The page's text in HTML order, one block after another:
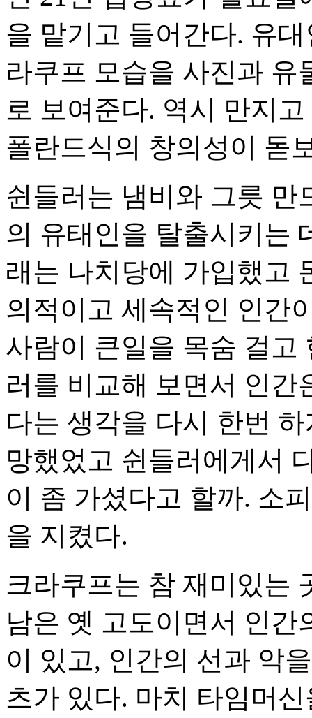
을 맡기고 들어간다. 유
라쿠프 모습을 사진과 유
로 보여준다. 역시 만지
폴란드식의 창의성이 돋
쉰들러는 냄비와 그릇 만
의 유태인을 탈출시키는
래는 나치당에 가입했고
의적이고 세속적인 인간
사람이 큰일을 목숨 걸고
러를 비교해 보면서 인간
다는 생각을 다시 한번
망했었고 쉰들러에게서
이 좀 가셨다고 할까. 소
을 지켰다.
크라쿠프는 참 재미있는
남은 옛 고도이면서 인
이 있고, 인간의 선과 악
츠가 있다. 마치 타임머